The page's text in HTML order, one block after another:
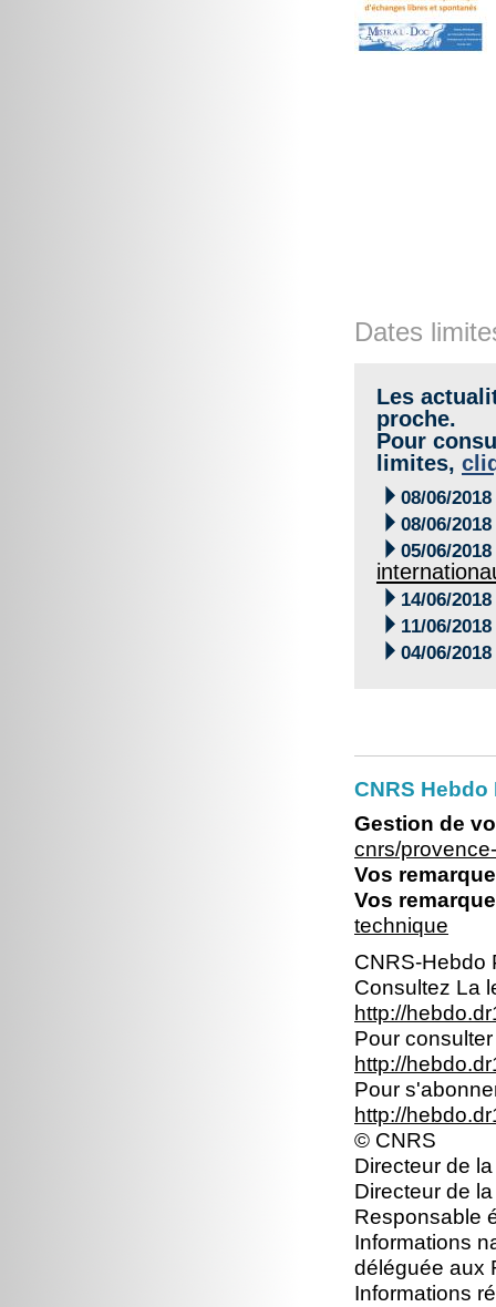
Dates
Les
proche.
Pour
limites,
 08/06/2018
 08/06/2018
 05/06/2018
 14/06/2018
 11/06/2018
 04/06/2018
CNRS
Gestion de
cnrs/
Vos
Vos
technique
CNRS-Hebdo
Consultez La
http://
Pour
http://
Pour
http://
© CNRS
Directeur de
Directeur de
Responsable
Informations
déléguée aux
Informations